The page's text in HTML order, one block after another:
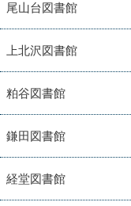
尾山台図書館
上北沢図書館
粕谷図書館
鎌田図書館
経堂図書館